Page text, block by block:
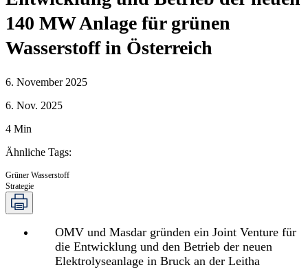
140 MW Anlage für grünen
Wasserstoff in Österreich
6. November 2025
6. Nov. 2025
4 Min
Ähnliche Tags:
Grüner Wasserstoff
Strategie
OMV und Masdar gründen ein Joint Venture für
die Entwicklung und den Betrieb der neuen
Elektrolyseanlage in Bruck an der Leitha